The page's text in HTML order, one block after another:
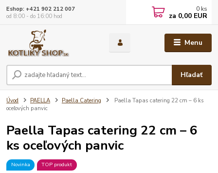
Menu
Hľadať
Eshop: +421 902 212 007
od 8:00 - do 16:00 hod
0 ks
za 0,00 EUR
Úvod PAELLA Paella Catering
Paella Tapas catering 22 cm – 6 ks
oceľových panvic
Paella Tapas catering 22 cm – 6
ks oceľových panvic
Novinka TOP produkt